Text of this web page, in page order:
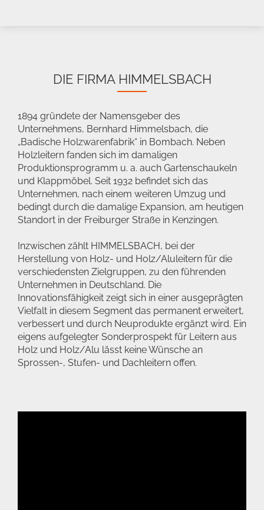
DIE FIRMA HIMMELSBACH
1894 gründete der Namensgeber des
Unternehmens, Bernhard Himmelsbach, die
„Badische Holzwarenfabrik“ in Bombach. Neben
Holzleitern fanden sich im damaligen
Produktionsprogramm u. a. auch Gartenschaukeln
und Klappmöbel. Seit 1932 befindet sich das
Unternehmen, nach einem weiteren Umzug und
bedingt durch die damalige Expansion, am heutigen
Standort in der Freiburger Straße in Kenzingen.
Inzwischen zählt HIMMELSBACH, bei der
Herstellung von Holz- und Holz/Aluleitern für die
verschiedensten Zielgruppen, zu den führenden
Unternehmen in Deutschland. Die
Innovationsfähigkeit zeigt sich in einer ausgeprägten
Vielfalt in diesem Segment das permanent erweitert,
verbessert und durch Neuprodukte ergänzt wird. Ein
eigens aufgelegter Sonderprospekt für Leitern aus
Holz und Holz/Alu lässt keine Wünsche an
Sprossen-, Stufen- und Dachleitern offen.